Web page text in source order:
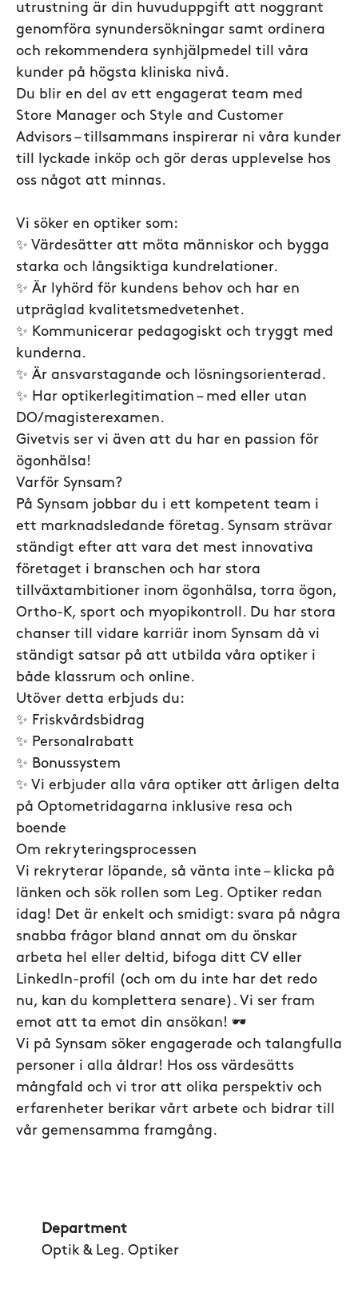
utrustning är din huvuduppgift att noggrant
genomföra synundersökningar samt ordinera
och rekommendera synhjälpmedel till våra
kunder på högsta kliniska nivå.
Du blir en del av ett engagerat team med
Store Manager och Style and Customer
Advisors – tillsammans inspirerar ni våra kunder
till lyckade inköp och gör deras upplevelse hos
oss något att minnas.
Vi söker en optiker som:
✨ Värdesätter att möta människor och bygga
starka och långsiktiga kundrelationer.
✨ Är lyhörd för kundens behov och har en
utpräglad kvalitetsmedvetenhet.
✨ Kommunicerar pedagogiskt och tryggt med
kunderna.
✨ Är ansvarstagande och lösningsorienterad.
✨ Har optikerlegitimation – med eller utan
DO/magisterexamen.
Givetvis ser vi även att du har en passion för
ögonhälsa!
Varför Synsam?
På Synsam jobbar du i ett kompetent team i
ett marknadsledande företag. Synsam strävar
ständigt efter att vara det mest innovativa
företaget i branschen och har stora
tillväxtambitioner inom ögonhälsa, torra ögon,
Ortho-K, sport och myopikontroll. Du har stora
chanser till vidare karriär inom Synsam då vi
ständigt satsar på att utbilda våra optiker i
både klassrum och online.
Utöver detta erbjuds du:
✨ Friskvårdsbidrag
✨ Personalrabatt
✨ Bonussystem
✨ Vi erbjuder alla våra optiker att årligen delta
på Optometridagarna inklusive resa och
boende
Om rekryteringsprocessen
Vi rekryterar löpande, så vänta inte – klicka på
länken och sök rollen som Leg. Optiker redan
idag! Det är enkelt och smidigt: svara på några
snabba frågor bland annat om du önskar
arbeta hel eller deltid, bifoga ditt CV eller
LinkedIn-profil (och om du inte har det redo
nu, kan du komplettera senare). Vi ser fram
emot att ta emot din ansökan! 🕶️
Vi på Synsam söker engagerade och talangfulla
personer i alla åldrar! Hos oss värdesätts
mångfald och vi tror att olika perspektiv och
erfarenheter berikar vårt arbete och bidrar till
vår gemensamma framgång.
Department
Optik & Leg. Optiker